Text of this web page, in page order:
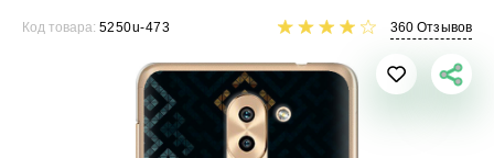
Код товара: 5250u-473 360 Отзывов